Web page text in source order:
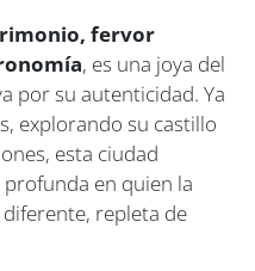
fervor
, es una joya del
por su autenticidad. Ya
explorando su castillo
esta ciudad
en quien la
repleta de